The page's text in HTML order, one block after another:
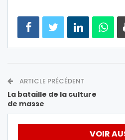
ARTICLE PRÉCÉDENT
La bataille de la culture
de masse
VOIR